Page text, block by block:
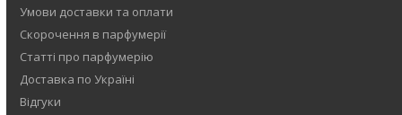
Умови доставки та оплати
Скорочення в парфумерії
Статті про парфумерію
Доставка по Україні
Відгуки